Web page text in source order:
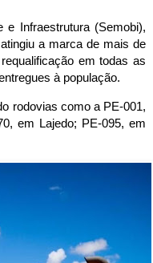
Infraestrutura (Semobi),
a marca de mais de
em todas as
à população.
rodovias como a PE-001,
em Lajedo; PE-095, em